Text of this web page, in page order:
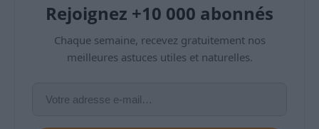
Rejoignez +10 000 abonnés
Chaque semaine, recevez gratuitement nos
meilleures astuces utiles et naturelles.